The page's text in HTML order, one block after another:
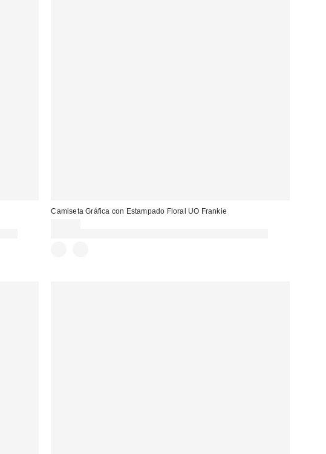
Camiseta Gráfica con Estampado Floral UO Frankie